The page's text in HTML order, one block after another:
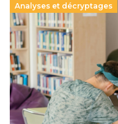
Analyses et décryptages
Supérieur privé :
promesse
11 juillet 2026-
Le projet de loi sur la
supérieur privé met en
qui relègue l’acte